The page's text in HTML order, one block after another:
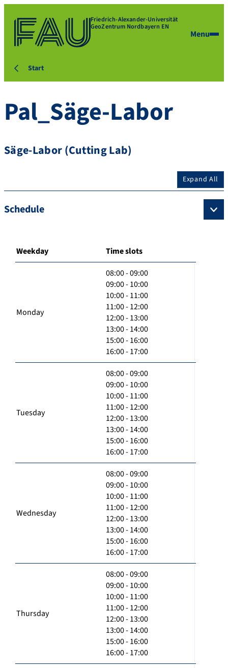
Friedrich-Alexander-Universität
GeoZentrum Nordbayern EN
Menu
Start
Pal_Säge-Labor
Säge-Labor (Cutting Lab)
Expand All
Schedule
Weekday Time slots
Monday
08:00 - 09:00
09:00 - 10:00
10:00 - 11:00
11:00 - 12:00
12:00 - 13:00
13:00 - 14:00
15:00 - 16:00
16:00 - 17:00
Tuesday
08:00 - 09:00
09:00 - 10:00
10:00 - 11:00
11:00 - 12:00
12:00 - 13:00
13:00 - 14:00
15:00 - 16:00
16:00 - 17:00
Wednesday
08:00 - 09:00
09:00 - 10:00
10:00 - 11:00
11:00 - 12:00
12:00 - 13:00
13:00 - 14:00
15:00 - 16:00
16:00 - 17:00
Thursday
08:00 - 09:00
09:00 - 10:00
10:00 - 11:00
11:00 - 12:00
12:00 - 13:00
13:00 - 14:00
15:00 - 16:00
16:00 - 17:00